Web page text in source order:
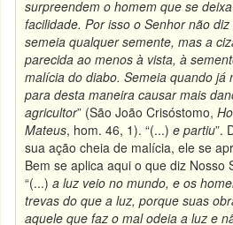
surpreendem o homem que se
facilidade. Por isso o Senhor não
semeia qualquer semente, mas a
parecida ao menos à vista, à
malícia do diabo. Semeia quando já
para desta maneira causar mais
agricultor” (São João Crisóstomo,
Mateus, hom. 46, 1). “(...)e partiu”.
sua ação cheia de malícia, ele se
Bem se aplica aqui o que diz Nosso
“(...)a luz veio no mundo, e os
trevas do que a luz, porque suas
aquele que faz o mal odeia a luz e